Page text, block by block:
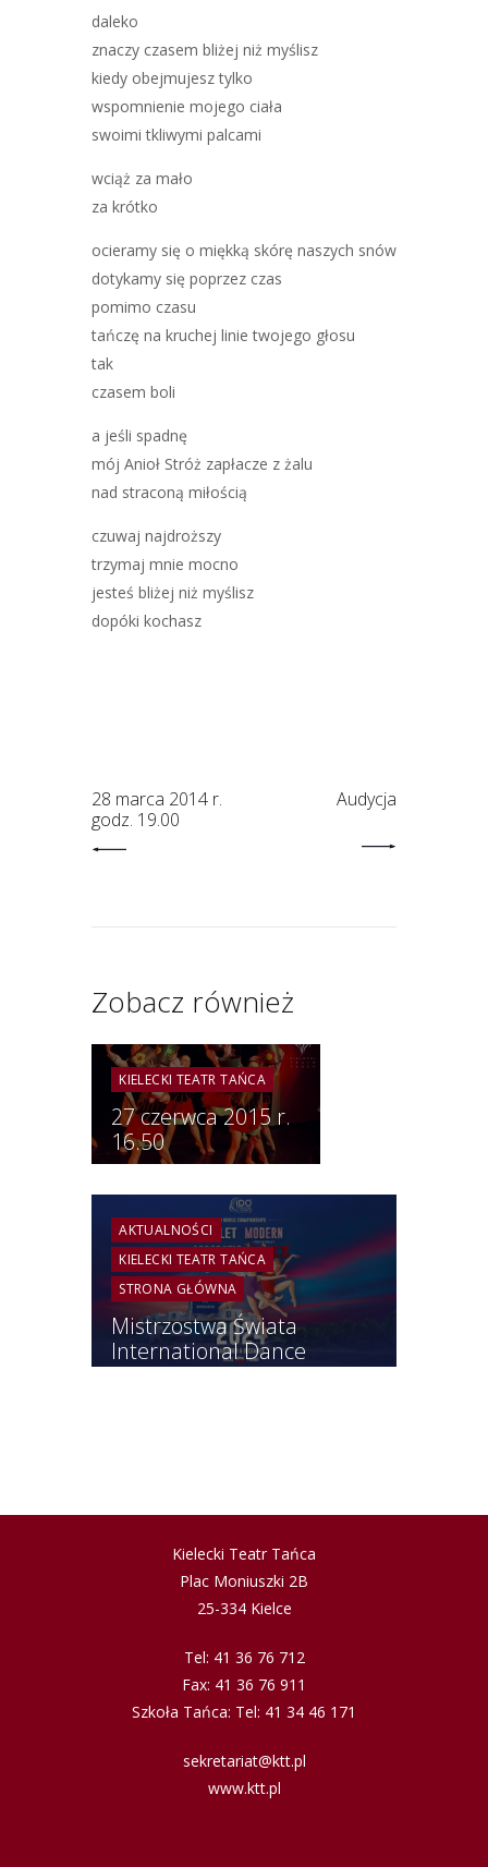
daleko
znaczy czasem bliżej niż myślisz
kiedy obejmujesz tylko
wspomnienie mojego ciała
swoimi tkliwymi palcami
wciąż za mało
za krótko
ocieramy się o miękką skórę naszych snów
dotykamy się poprzez czas
pomimo czasu
tańczę na kruchej linie twojego głosu
tak
czasem boli
a jeśli spadnę
mój Anioł Stróż zapłacze z żalu
nad straconą miłością
czuwaj najdroższy
trzymaj mnie mocno
jesteś bliżej niż myślisz
dopóki kochasz
28 marca 2014 r.
godz. 19.00
Audycja
Zobacz również
KIELECKI TEATR TAŃCA
27 czerwca 2015 r.
16.50
AKTUALNOŚCI
KIELECKI TEATR TAŃCA
STRONA GŁÓWNA
Mistrzostwa Świata
International Dance
Organization
Kielecki Teatr Tańca
Plac Moniuszki 2B
25-334 Kielce
Tel: 41 36 76 712
Fax: 41 36 76 911
Szkoła Tańca: Tel: 41 34 46 171
sekretariat@ktt.pl
www.ktt.pl